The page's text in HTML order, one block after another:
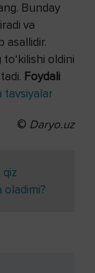
Bunday
va
asallidir.
oldini
Foydali
tavsiyalar
© Daryo.uz
qiz
oladimi?